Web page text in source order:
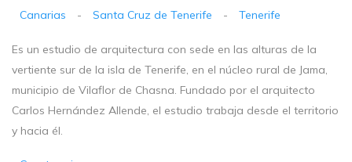
Canarias - Santa Cruz de Tenerife - Tenerife
Es un estudio de arquitectura con sede en las alturas de la
vertiente sur de la isla de Tenerife, en el núcleo rural de Jama,
municipio de Vilaflor de Chasna. Fundado por el arquitecto
Carlos Hernández Allende, el estudio trabaja desde el territorio
y hacia él.